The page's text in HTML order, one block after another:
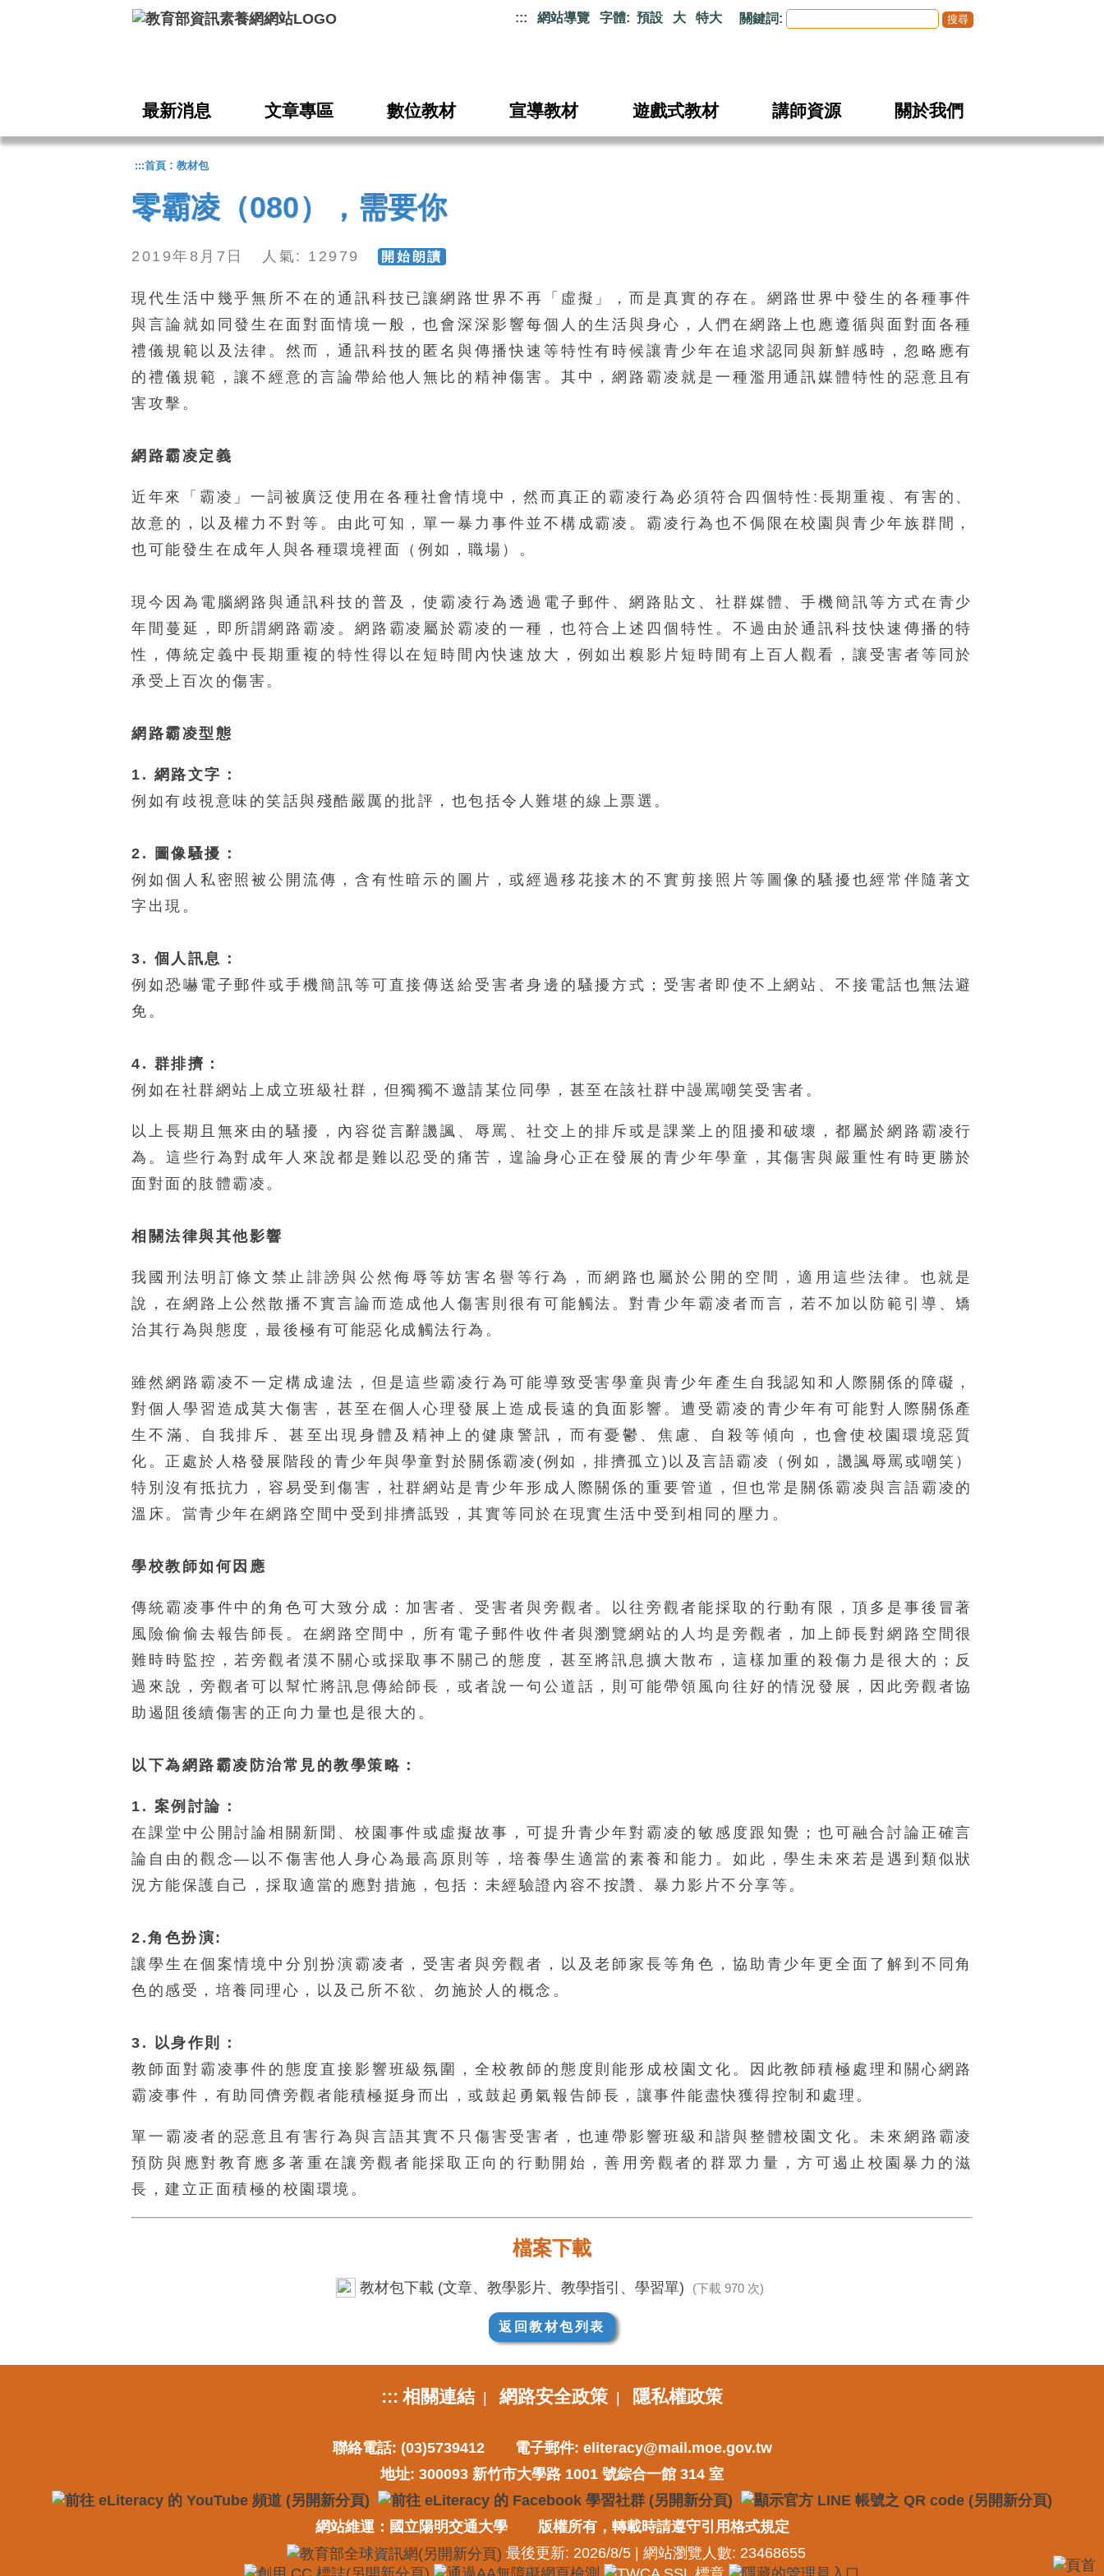
::: 網站導覽 字體: 預設 大 特大 關鍵詞:
最新消息 文章專區 數位教材 宣導教材 遊戲式教材 講師資源 關於我們
:::首頁 : 教材包
零霸凌（080），需要你
2019年8月7日 人氣: 12979 開始朗讀
現代生活中幾乎無所不在的通訊科技已讓網路世界不再「虛擬」，而是真實的存在。網路世界中發生的各種事件
與言論就如同發生在面對面情境一般，也會深深影響每個人的生活與身心，人們在網路上也應遵循與面對面各種
禮儀規範以及法律。然而，通訊科技的匿名與傳播快速等特性有時候讓青少年在追求認同與新鮮感時，忽略應有
的禮儀規範，讓不經意的言論帶給他人無比的精神傷害。其中，網路霸凌就是一種濫用通訊媒體特性的惡意且有
害攻擊。
網路霸凌定義
近年來「霸凌」一詞被廣泛使用在各種社會情境中，然而真正的霸凌行為必須符合四個特性:長期重複、有害的、
故意的，以及權力不對等。由此可知，單一暴力事件並不構成霸凌。霸凌行為也不侷限在校園與青少年族群間，
也可能發生在成年人與各種環境裡面（例如，職場）。
現今因為電腦網路與通訊科技的普及，使霸凌行為透過電子郵件、網路貼文、社群媒體、手機簡訊等方式在青少
年間蔓延，即所謂網路霸凌。網路霸凌屬於霸凌的一種，也符合上述四個特性。不過由於通訊科技快速傳播的特
性，傳統定義中長期重複的特性得以在短時間內快速放大，例如出糗影片短時間有上百人觀看，讓受害者等同於
承受上百次的傷害。
網路霸凌型態
1. 網路文字：
例如有歧視意味的笑話與殘酷嚴厲的批評，也包括令人難堪的線上票選。
2. 圖像騷擾：
例如個人私密照被公開流傳，含有性暗示的圖片，或經過移花接木的不實剪接照片等圖像的騷擾也經常伴隨著文
字出現。
3. 個人訊息：
例如恐嚇電子郵件或手機簡訊等可直接傳送給受害者身邊的騷擾方式；受害者即使不上網站、不接電話也無法避
免。
4. 群排擠：
例如在社群網站上成立班級社群，但獨獨不邀請某位同學，甚至在該社群中謾罵嘲笑受害者。
以上長期且無來由的騷擾，內容從言辭譏諷、辱罵、社交上的排斥或是課業上的阻擾和破壞，都屬於網路霸凌行
為。這些行為對成年人來說都是難以忍受的痛苦，遑論身心正在發展的青少年學童，其傷害與嚴重性有時更勝於
面對面的肢體霸凌。
相關法律與其他影響
我國刑法明訂條文禁止誹謗與公然侮辱等妨害名譽等行為，而網路也屬於公開的空間，適用這些法律。也就是
說，在網路上公然散播不實言論而造成他人傷害則很有可能觸法。對青少年霸凌者而言，若不加以防範引導、矯
治其行為與態度，最後極有可能惡化成觸法行為。
雖然網路霸凌不一定構成違法，但是這些霸凌行為可能導致受害學童與青少年產生自我認知和人際關係的障礙，
對個人學習造成莫大傷害，甚至在個人心理發展上造成長遠的負面影響。遭受霸凌的青少年有可能對人際關係產
生不滿、自我排斥、甚至出現身體及精神上的健康警訊，而有憂鬱、焦慮、自殺等傾向，也會使校園環境惡質
化。正處於人格發展階段的青少年與學童對於關係霸凌(例如，排擠孤立)以及言語霸凌（例如，譏諷辱罵或嘲笑）
特別沒有抵抗力，容易受到傷害，社群網站是青少年形成人際關係的重要管道，但也常是關係霸凌與言語霸凌的
溫床。當青少年在網路空間中受到排擠詆毀，其實等同於在現實生活中受到相同的壓力。
學校教師如何因應
傳統霸凌事件中的角色可大致分成：加害者、受害者與旁觀者。以往旁觀者能採取的行動有限，頂多是事後冒著
風險偷偷去報告師長。在網路空間中，所有電子郵件收件者與瀏覽網站的人均是旁觀者，加上師長對網路空間很
難時時監控，若旁觀者漠不關心或採取事不關己的態度，甚至將訊息擴大散布，這樣加重的殺傷力是很大的；反
過來說，旁觀者可以幫忙將訊息傳給師長，或者說一句公道話，則可能帶領風向往好的情況發展，因此旁觀者協
助遏阻後續傷害的正向力量也是很大的。
以下為網路霸凌防治常見的教學策略：
1. 案例討論：
在課堂中公開討論相關新聞、校園事件或虛擬故事，可提升青少年對霸凌的敏感度跟知覺；也可融合討論正確言
論自由的觀念—以不傷害他人身心為最高原則等，培養學生適當的素養和能力。如此，學生未來若是遇到類似狀
況方能保護自己，採取適當的應對措施，包括：未經驗證內容不按讚、暴力影片不分享等。
2.角色扮演:
讓學生在個案情境中分別扮演霸凌者，受害者與旁觀者，以及老師家長等角色，協助青少年更全面了解到不同角
色的感受，培養同理心，以及己所不欲、勿施於人的概念。
3. 以身作則：
教師面對霸凌事件的態度直接影響班級氛圍，全校教師的態度則能形成校園文化。因此教師積極處理和關心網路
霸凌事件，有助同儕旁觀者能積極挺身而出，或鼓起勇氣報告師長，讓事件能盡快獲得控制和處理。
單一霸凌者的惡意且有害行為與言語其實不只傷害受害者，也連帶影響班級和諧與整體校園文化。未來網路霸凌
預防與應對教育應多著重在讓旁觀者能採取正向的行動開始，善用旁觀者的群眾力量，方可遏止校園暴力的滋
長，建立正面積極的校園環境。
檔案下載
教材包下載 (文章、教學影片、教學指引、學習單) (下載 970 次)
返回教材包列表
::: 相關連結 | 網路安全政策 | 隱私權政策
聯絡電話: (03)5739412 電子郵件: eliteracy@mail.moe.gov.tw
地址: 300093 新竹市大學路 1001 號綜合一館 314 室
網站維運：國立陽明交通大學
版權所有，轉載時請遵守引用格式規定
最後更新: 2026/8/5 | 網站瀏覽人數: 23468655